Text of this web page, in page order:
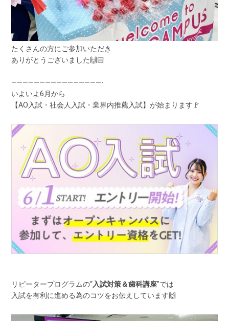
たくさんの方にご参加いただき
ありがとうございました🙌🏻
————————————————-
いよいよ6月から
【AO入試・社会人入試・業界内推薦入試】が始まります🚩
リピータープログラムの“入試対策＆歯科講座”では
入試を有利に進める為のコツをお伝えしています🙌